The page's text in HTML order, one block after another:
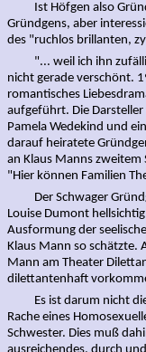
Ist Höfgen also
Gründgens, aber
des "ruchlos brillanten,
"... weil ich ihn zufällig
nicht gerade verschönt.
romantisches
aufgeführt. Die Darsteller
Pamela Wedekind und
darauf heiratete
an Klaus Manns zweitem
"Hier können Familien
Der Schwager
Louise Dumont
Ausformung der
Klaus Mann so schätzte.
Mann am Theater
dilettantenhaft
Es ist darum nicht die
Rache eines
Schwester. Dies muß